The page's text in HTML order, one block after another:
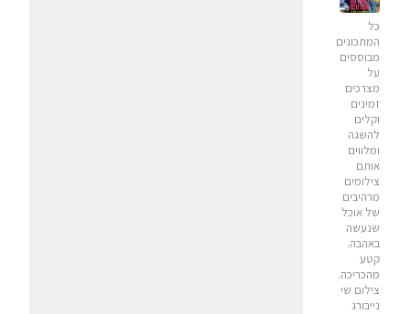
כל
המתכונים
מבוססים
על
מצרכים
זמינים
וקלים
להשגה
ומלווים
אותם
צילומים
מרהיבים
של אוכל
שנעשה
באהבה.
קטע
מהכריכה.
צילום שי
נייבורג